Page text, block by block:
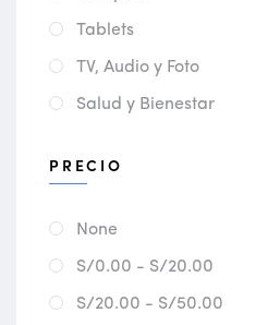
Tablets
TV, Audio y Foto
Salud y Bienestar
PRECIO
None
S/0.00 - S/20.00
S/20.00 - S/50.00